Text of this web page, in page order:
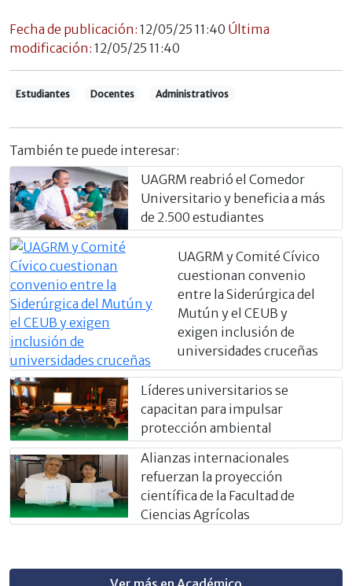
Fecha de publicación: 12/05/25 11:40 Última
modificación: 12/05/25 11:40
Estudiantes Docentes Administrativos
También te puede interesar:
UAGRM reabrió el Comedor
Universitario y beneficia a más
de 2.500 estudiantes
UAGRM y Comité Cívico
cuestionan convenio
entre la Siderúrgica del
Mutún y el CEUB y
exigen inclusión de
universidades cruceñas
Líderes universitarios se
capacitan para impulsar
protección ambiental
Alianzas internacionales
refuerzan la proyección
científica de la Facultad de
Ciencias Agrícolas